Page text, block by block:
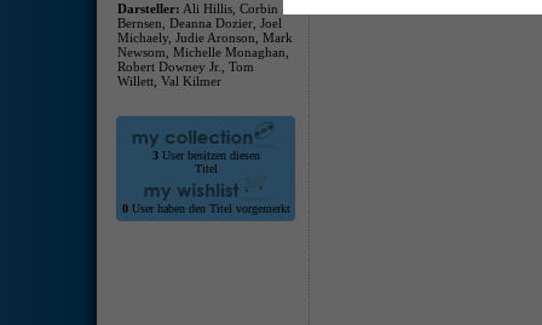
Darsteller: Ali Hillis, Corbin
Bernsen, Deanna Dozier, Joel
Michaely, Judie Aronson, Mark
Newsom, Michelle Monaghan,
Robert Downey Jr., Tom
Willett, Val Kilmer
3User besitzen diesen
Titel
0User haben den Titel vorgemerkt